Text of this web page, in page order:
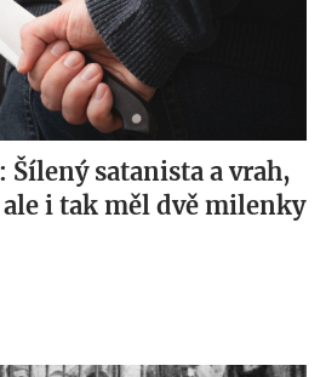
Šílený satanista a vrah,
i tak měl dvě milenky